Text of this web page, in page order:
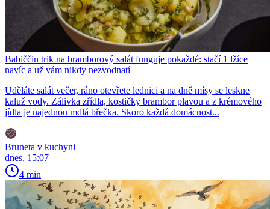
Babiččin trik na bramborový salát funguje pokaždé: stačí 1 lžíce
navíc a už vám nikdy nezvodnatí
Uděláte salát večer, ráno otevřete lednici a na dně mísy se leskne
kaluž vody. Zálivka zřídla, kostičky brambor plavou a z krémového
jídla je najednou mdlá břečka. Skoro každá domácnost...
Bruneta v kuchyni
dnes, 15:07
4 min